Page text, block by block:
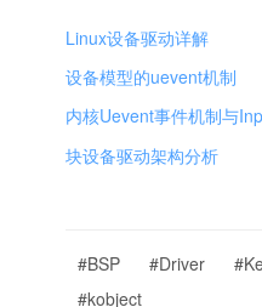
Linux设备驱动详解
设备模型的uevent机制
内核Uevent事件机制与
块设备驱动架构分析
#BSP #Driver
#kobject